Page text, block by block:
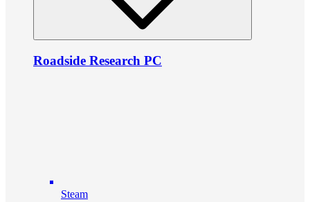
Roadside Research PC
Steam